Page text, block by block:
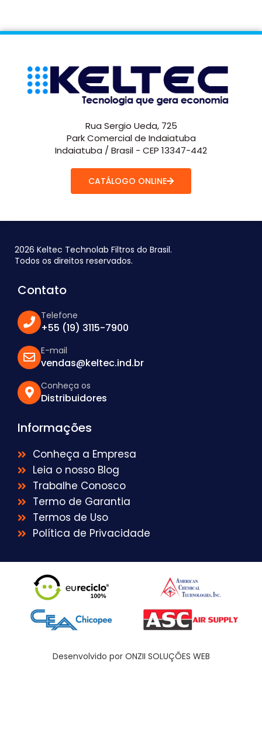
Rua Sergio Ueda, 725
Park Comercial de Indaiatuba
Indaiatuba / Brasil - CEP 13347-442
CATÁLOGO ONLINE
2026 Keltec Technolab Filtros do Brasil.
Todos os direitos reservados.
Contato
Telefone
+55 (19) 3115-7900
E-mail
vendas@keltec.ind.br
Conheça os
Distribuidores
Informações
Conheça a Empresa
Leia o nosso Blog
Trabalhe Conosco
Termo de Garantia
Termos de Uso
Política de Privacidade
Desenvolvido por ONZII SOLUÇÕES WEB